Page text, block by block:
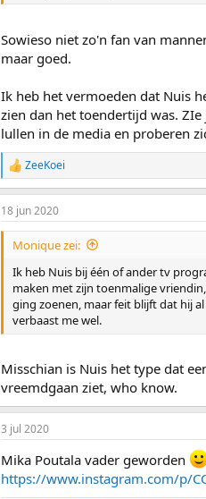
Sowieso niet zo'n fan van
maar goed.
Ik heb het vermoeden dat Nuis
zien dan het toendertijd was.
lullen in de media en proberen
R
e
a
c
t
n
ZeeKoei
18 jun 2020
Monique zei:
Ik heb Nuis bij één of ander tv
maken met zijn toenmalige
ging zoenen, maar feit blijft dat hij
verbaast me wel.
Misschian is Nuis het type dat
vreemdgaan ziet, who know.
3 jul 2020
Mika Poutala vader geworden
https://www.instagram.com/p/